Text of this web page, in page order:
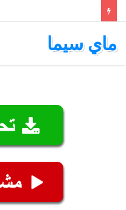
ماي سيما